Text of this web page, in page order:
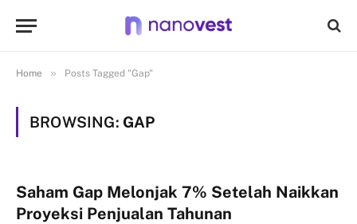
Home » Posts Tagged "Gap"
BROWSING: GAP
Saham Gap Melonjak 7% Setelah Naikkan
Proyeksi Penjualan Tahunan